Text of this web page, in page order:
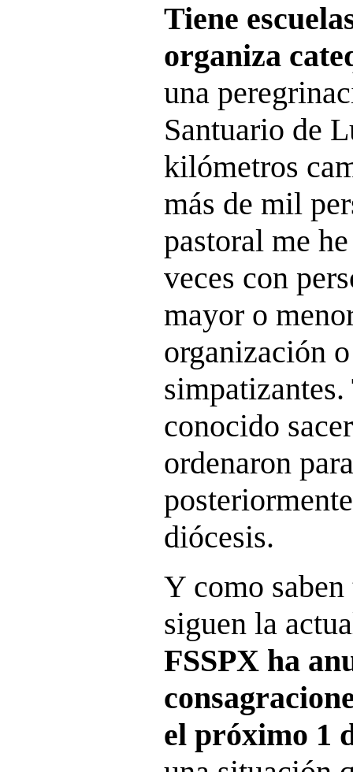
Tiene
organiza
una
Santuario de
kilómetros
más de mil
pastoral me
veces con
mayor o
organización
conocido
ordenaron
diócesis.
Y como
siguen la
FSSPX ha
el próximo 1